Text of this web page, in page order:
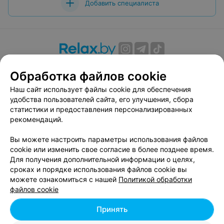
Добавить специалиста
Вакансии
Публичный договор
Способы оплаты
Публичный договор по использованию сервиса
«Афиша»
Пользовательское соглашение
Связаться по вопросам сотрудничества
Написать руководителю relax.by
Персональные настройки cookie
Обработка персональных данных
Обработка файлов cookie
Наш сайт использует файлы cookie для обеспечения
удобства пользователей сайта, его улучшения, сбора
статистики и предоставления персонализированных
рекомендаций.
Вы можете настроить параметры использования файлов
cookie или изменить свое согласие в более позднее время.
Для получения дополнительной информации о целях,
сроках и порядке использования файлов cookie вы
можете ознакомиться с нашей Политикой обработки
файлов cookie
Принять